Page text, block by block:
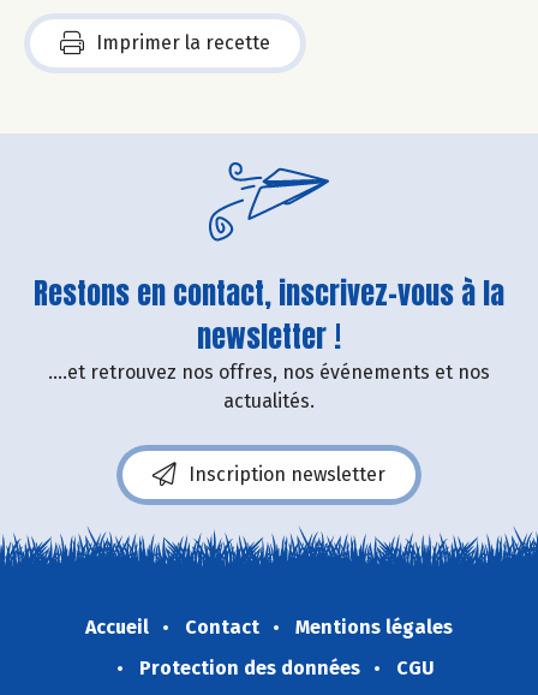
Imprimer la recette
Restons en contact, inscrivez-vous à la
newsletter !
....et retrouvez nos offres, nos événements et nos
actualités.
Inscription newsletter
Accueil Contact
Mentions légales
Protection des données
CGU